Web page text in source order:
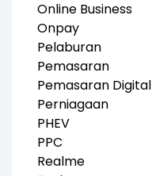
Online Business
Onpay
Pelaburan
Pemasaran
Pemasaran Digital
Perniagaan
PHEV
PPC
Realme